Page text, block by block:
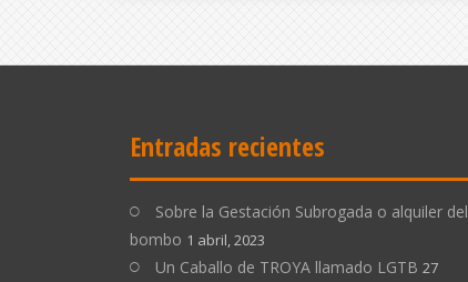
Entradas recientes
Sobre la Gestación Subrogada o alquiler del
bombo 1 abril, 2023
Un Caballo de TROYA llamado LGTB 27